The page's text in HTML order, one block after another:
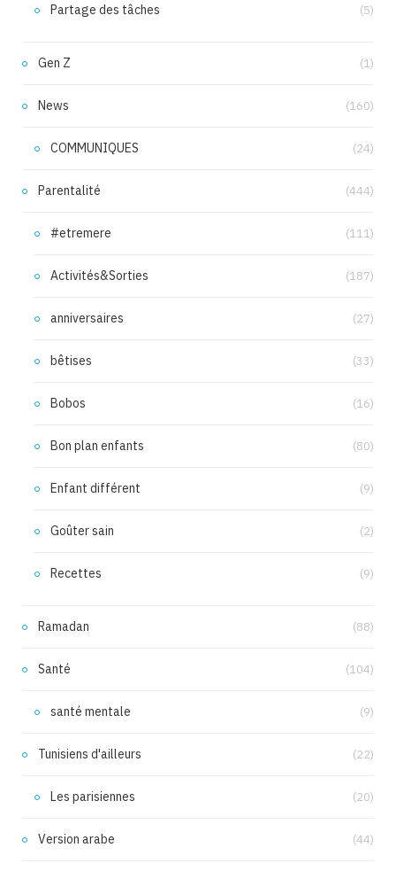
Partage des tâches (5)
Gen Z (1)
News (160)
COMMUNIQUES (24)
Parentalité (444)
#etremere (111)
Activités&Sorties (187)
anniversaires (27)
bêtises (33)
Bobos (16)
Bon plan enfants (80)
Enfant différent (9)
Goûter sain (2)
Recettes (9)
Ramadan (88)
Santé (104)
santé mentale (9)
Tunisiens d'ailleurs (22)
Les parisiennes (20)
Version arabe (44)